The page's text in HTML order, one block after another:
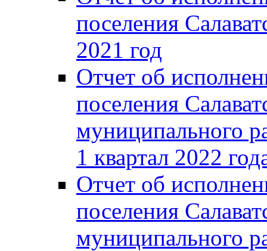
поселения
2021 год
Отчет об
поселения
муниципального
1 квартал 2022
Отчет об
поселения
муниципального